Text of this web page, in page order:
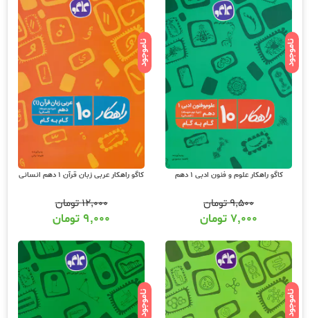
ناموجود
کاگو راهکار علوم و فنون ادبی 1 دهم
۹,۵۰۰تومان
۷,۰۰۰ تومان
ناموجود
کاگو راهکار عربی زبان قرآن 1 دهم انسانی
۱۲,۰۰۰تومان
۹,۰۰۰ تومان
ناموجود ناموجود